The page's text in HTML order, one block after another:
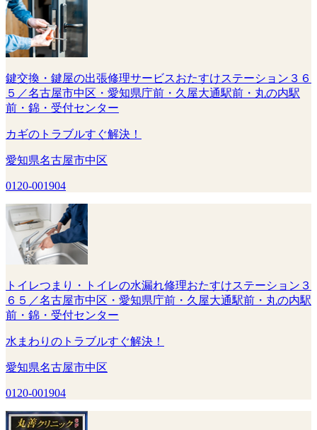
鍵交換・鍵屋の出張修理サービスおたすけステーション３６
５／名古屋市中区・愛知県庁前・久屋大通駅前・丸の内駅
前・錦・受付センター
カギのトラブルすぐ解決！
愛知県名古屋市中区
0120-001904
トイレつまり・トイレの水漏れ修理おたすけステーション３
６５／名古屋市中区・愛知県庁前・久屋大通駅前・丸の内駅
前・錦・受付センター
水まわりのトラブルすぐ解決！
愛知県名古屋市中区
0120-001904